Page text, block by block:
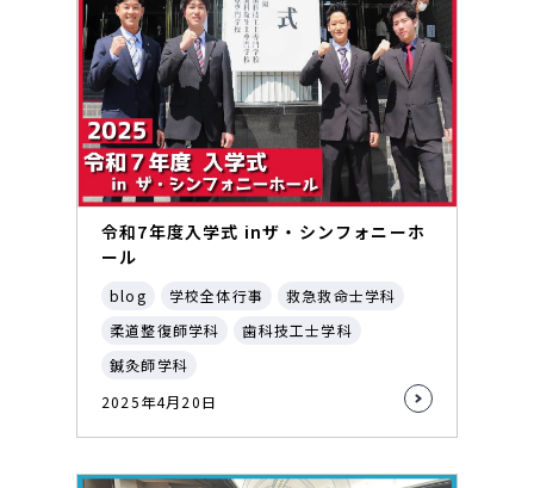
令和7年度入学式 inザ・シンフォニーホ
ール
blog 学校全体行事
救急救命士学科
柔道整復師学科
歯科技工士学科
鍼灸師学科
2025年4月20日